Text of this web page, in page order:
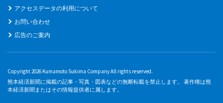
アクセスデータの利用について
お問い合わせ
広告のご案内
Copyright 2026 Kumamoto Sukima Company All rights reserved.
熊本経済新聞に掲載の記事・写真・図表などの無断転載を禁止します。 著作権は熊
本経済新聞またはその情報提供者に属します。